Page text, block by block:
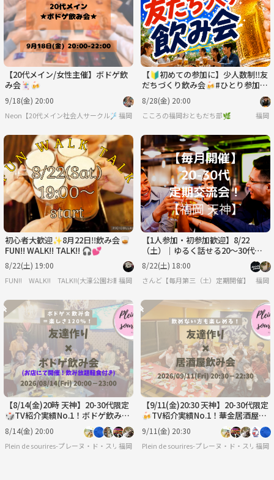
【20代メイン/女性主催】ボドゲ飲
み会🃏🍻
9/18(金) 20:00
Neon【20代メイン社会人サークル🏸】福岡
【🔰初めての参加に】少人数制‼️友
だちづくり飲み会🍻#ひとり参加Ｏ
Ｋ！
8/28(金) 20:00
こころの福岡おともだち部🌿 福岡
初心者大歓迎✨8月22日‼️飲み会🥃
FUN!! WALK!! TALK!! 🎧💕
8/22(土) 19:00
FUN!! WALK!! TALK!!(大濠公園お散歩会🚶🐕)
福岡
【1人参加・初参加歓迎】8/22
（土）｜ゆるく話せる20〜30代社
会人飲み会｜ノンアルOK・少人数
8/22(土) 18:00
さんど【毎月第三（土）定期開催】 福岡
【8/14(金)20時 天神】20-30代限定
🎲TV紹介実績No.1！ボドゲ飲み会
で友達作り／初心者歓迎☆満席続
出！
8/14(金) 20:00
Plein de sourires-プレーヌ・ド・スリール-【20代/30代の社会人友達作りサークル】
福岡
【9/11(金)20:30 天神】20-30代限定
🍻TV紹介実績No.1！華金居酒屋飲
み会で友達作り／満席続出！
9/11(金) 20:30
Plein de sourires-プレーヌ・ド・スリール
福岡